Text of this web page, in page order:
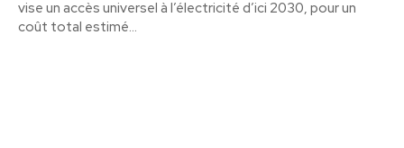
vise un accès universel à l’électricité d’ici 2030, pour un
coût total estimé...